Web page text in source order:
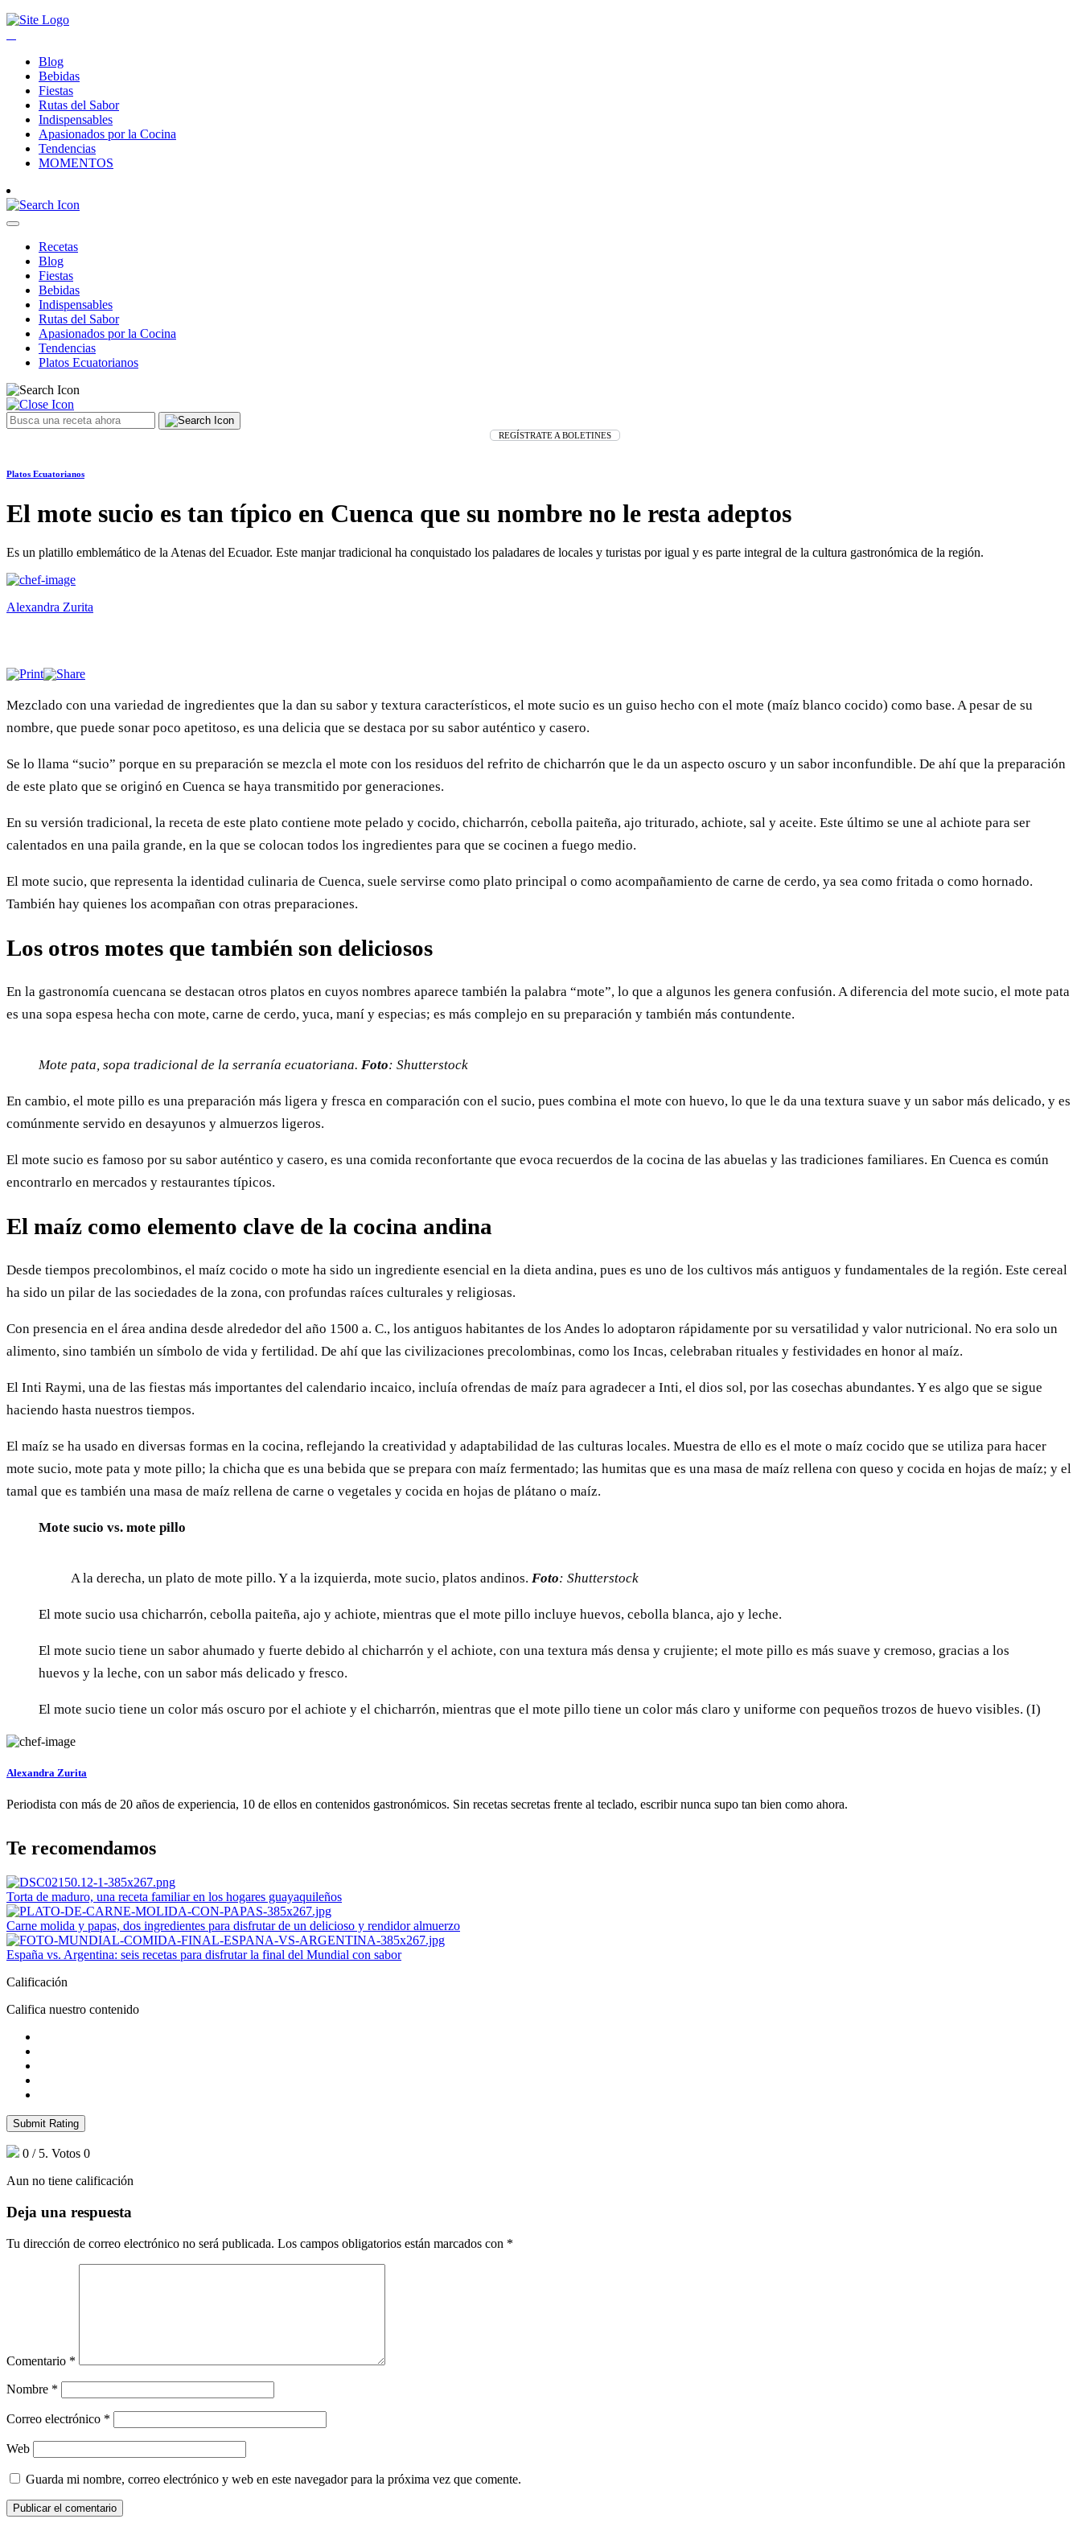
Blog
Bebidas
Fiestas
Rutas del Sabor
Indispensables
Apasionados por la Cocina
Tendencias
MOMENTOS
Recetas
Blog
Fiestas
Bebidas
Indispensables
Rutas del Sabor
Apasionados por la Cocina
Tendencias
Platos Ecuatorianos
REGÍSTRATE A BOLETINES
Platos Ecuatorianos
El mote sucio es tan típico en Cuenca que su nombre no le resta adeptos
Es un platillo emblemático de la Atenas del Ecuador. Este manjar tradicional ha conquistado los paladares de locales y turistas por igual y es parte integral de la cultura gastronómica de la región.
Alexandra Zurita
Mezclado con una variedad de ingredientes que la dan su sabor y textura característicos, el mote sucio es un guiso hecho con el mote (maíz blanco cocido) como base. A pesar de su
nombre, que puede sonar poco apetitoso, es una delicia que se destaca por su sabor auténtico y casero.
Se lo llama “sucio” porque en su preparación se mezcla el mote con los residuos del refrito de chicharrón que le da un aspecto oscuro y un sabor inconfundible. De ahí que la preparación
de este plato que se originó en Cuenca se haya transmitido por generaciones.
En su versión tradicional, la receta de este plato contiene mote pelado y cocido, chicharrón, cebolla paiteña, ajo triturado, achiote, sal y aceite. Este último se une al achiote para ser
calentados en una paila grande, en la que se colocan todos los ingredientes para que se cocinen a fuego medio.
El mote sucio, que representa la identidad culinaria de Cuenca, suele servirse como plato principal o como acompañamiento de carne de cerdo, ya sea como fritada o como hornado.
También hay quienes los acompañan con otras preparaciones.
Los otros motes que también son deliciosos
En la gastronomía cuencana se destacan otros platos en cuyos nombres aparece también la palabra “mote”, lo que a algunos les genera confusión. A diferencia del mote sucio, el mote pata
es una sopa espesa hecha con mote, carne de cerdo, yuca, maní y especias; es más complejo en su preparación y también más contundente.
Mote pata, sopa tradicional de la serranía ecuatoriana. Foto: Shutterstock
En cambio, el mote pillo es una preparación más ligera y fresca en comparación con el sucio, pues combina el mote con huevo, lo que le da una textura suave y un sabor más delicado, y es
comúnmente servido en desayunos y almuerzos ligeros.
El mote sucio es famoso por su sabor auténtico y casero, es una comida reconfortante que evoca recuerdos de la cocina de las abuelas y las tradiciones familiares. En Cuenca es común
encontrarlo en mercados y restaurantes típicos.
El maíz como elemento clave de la cocina andina
Desde tiempos precolombinos, el maíz cocido o mote ha sido un ingrediente esencial en la dieta andina, pues es uno de los cultivos más antiguos y fundamentales de la región. Este cereal
ha sido un pilar de las sociedades de la zona, con profundas raíces culturales y religiosas.
Con presencia en el área andina desde alrededor del año 1500 a. C., los antiguos habitantes de los Andes lo adoptaron rápidamente por su versatilidad y valor nutricional. No era solo un
alimento, sino también un símbolo de vida y fertilidad. De ahí que las civilizaciones precolombinas, como los Incas, celebraban rituales y festividades en honor al maíz.
El Inti Raymi, una de las fiestas más importantes del calendario incaico, incluía ofrendas de maíz para agradecer a Inti, el dios sol, por las cosechas abundantes. Y es algo que se sigue
haciendo hasta nuestros tiempos.
El maíz se ha usado en diversas formas en la cocina, reflejando la creatividad y adaptabilidad de las culturas locales. Muestra de ello es el mote o maíz cocido que se utiliza para hacer
mote sucio, mote pata y mote pillo; la chicha que es una bebida que se prepara con maíz fermentado; las humitas que es una masa de maíz rellena con queso y cocida en hojas de maíz; y el
tamal que es también una masa de maíz rellena de carne o vegetales y cocida en hojas de plátano o maíz.
Mote sucio vs. mote pillo
A la derecha, un plato de mote pillo. Y a la izquierda, mote sucio, platos andinos. Foto: Shutterstock
El mote sucio usa chicharrón, cebolla paiteña, ajo y achiote, mientras que el mote pillo incluye huevos, cebolla blanca, ajo y leche.
El mote sucio tiene un sabor ahumado y fuerte debido al chicharrón y el achiote, con una textura más densa y crujiente; el mote pillo es más suave y cremoso, gracias a los
huevos y la leche, con un sabor más delicado y fresco.
El mote sucio tiene un color más oscuro por el achiote y el chicharrón, mientras que el mote pillo tiene un color más claro y uniforme con pequeños trozos de huevo visibles. (I)
Alexandra Zurita
Periodista con más de 20 años de experiencia, 10 de ellos en contenidos gastronómicos. Sin recetas secretas frente al teclado, escribir nunca supo tan bien como ahora.
Te recomendamos
Torta de maduro, una receta familiar en los hogares guayaquileños
Carne molida y papas, dos ingredientes para disfrutar de un delicioso y rendidor almuerzo
España vs. Argentina: seis recetas para disfrutar la final del Mundial con sabor
Calificación
Califica nuestro contenido
Submit Rating
0 / 5. Votos 0
Aun no tiene calificación
Deja una respuesta
Tu dirección de correo electrónico no será publicada. Los campos obligatorios están marcados con *
Comentario *
Nombre *
Correo electrónico *
Web
Guarda mi nombre, correo electrónico y web en este navegador para la próxima vez que comente.